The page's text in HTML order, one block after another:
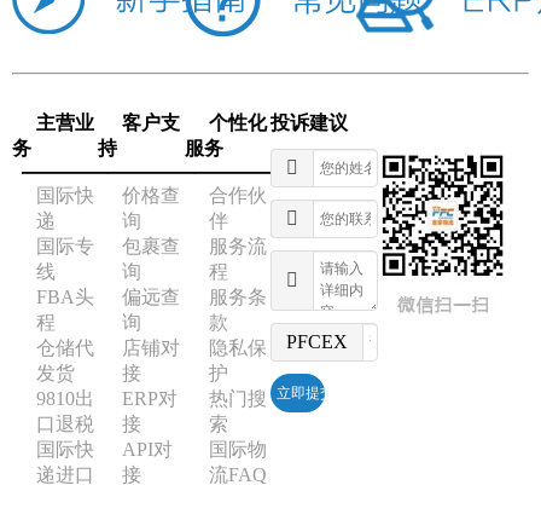
主营业
务
国际快
递
国际专
线
FBA头
程
仓储代
发货
9810出
口退税
国际快
递进口
客户支
持
价格查
询
包裹查
询
偏远查
询
店铺对
接
ERP对
接
API对
接
个性化
服务
合作伙
伴
服务流
程
服务条
款
隐私保
护
热门搜
索
国际物
流FAQ
投诉建议
PFCEX